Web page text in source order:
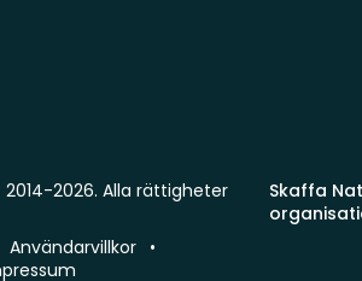
Skaffa
2026. Alla rättigheter
Användarvillkor